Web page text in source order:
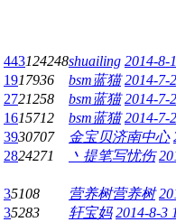
443124248shuailing 2014-8-
1917936 bsm蓝猫 2014-7-
2721258 bsm蓝猫 2014-7-
1615712 bsm蓝猫 2014-7-
3930707 金宝贝济南中心
2824271 丶提笔写忧伤
35108 营养树营养树
35283 轩宝妈 2014-8-3